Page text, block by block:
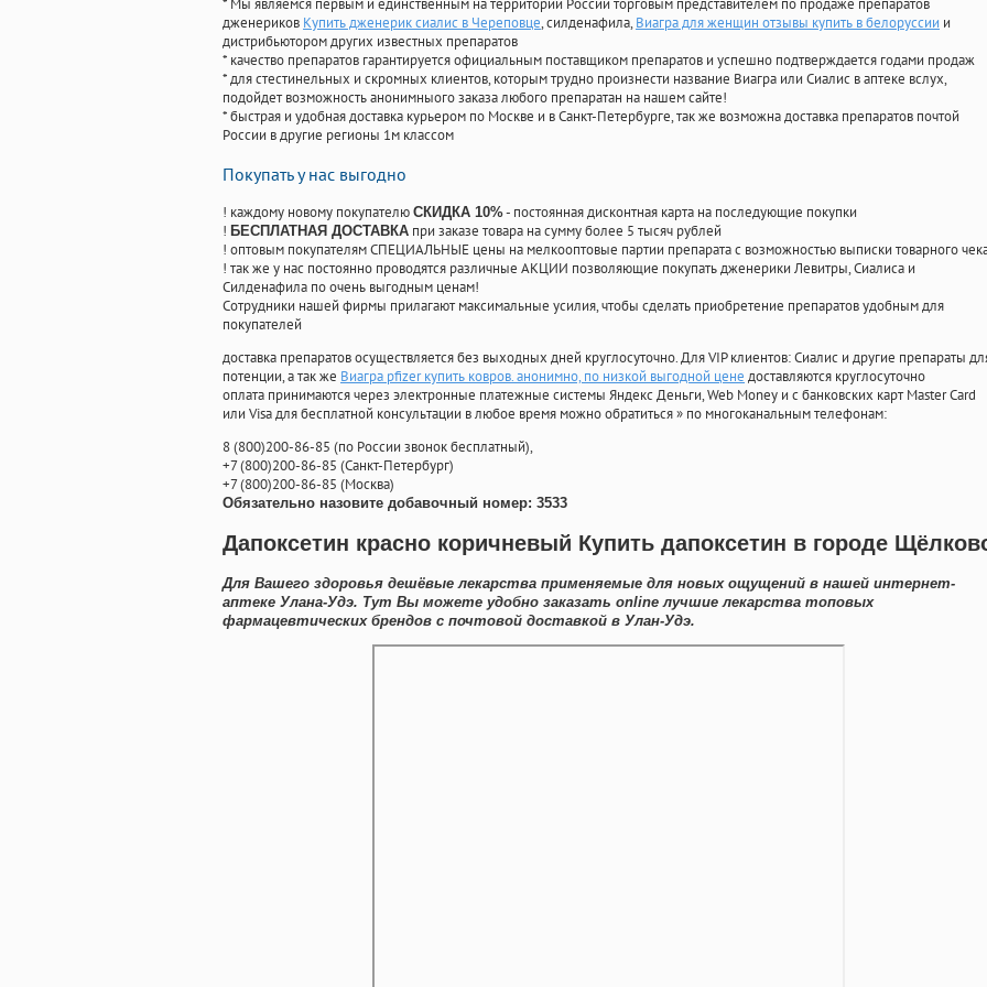
* Мы являемся первым и единственным на территории России торговым представителем по продаже препаратов
дженериков Купить дженерик сиалис в Череповце, силденафила, Виагра для женщин отзывы купить в белоруссии и
дистрибьютором других известных препаратов
* качество препаратов гарантируется официальным поставщиком препаратов и успешно подтверждается годами продаж
* для стестинельных и скромных клиентов, которым трудно произнести название Виагра или Сиалис в аптеке вслух,
подойдет возможность анонимныого заказа любого препаратан на нашем сайте!
* быстрая и удобная доставка курьером по Москве и в Санкт-Петербурге, так же возможна доставка препаратов почтой
России в другие регионы 1м классом
Покупать у нас выгодно
! каждому новому покупателю СКИДКА 10%- постоянная дисконтная карта на последующие покупки
! БЕСПЛАТНАЯ ДОСТАВКА при заказе товара на сумму более 5 тысяч рублей
! оптовым покупателям СПЕЦИАЛЬНЫЕ цены на мелкооптовые партии препарата с возможностью выписки товарного
! так же у нас постоянно проводятся различные АКЦИИ позволяющие покупать дженерики Левитры, Сиалиса и
Силденафила по очень выгодным ценам!
Cотрудники нашей фирмы прилагают максимальные усилия, чтобы сделать приобретение препаратов удобным для
покупателей
доставка препаратов осуществляется без выходных дней круглосуточно. Для VIP клиентов: Сиалис и другие препараты
потенции, а так же Виагра pfizer купить ковров. анонимно, по низкой выгодной цене доставляются круглосуточно
оплата принимаются через электронные платежные системы Яндекс Деньги, Web Money и с банковских карт Master Card
или Visa для бесплатной консультации в любое время можно обратиться» по многоканальным телефонам:
8(800)200-86-85 (по России звонок бесплатный),
+7(800)200-86-85 (Санкт-Петербург)
+7(800)200-86-85 (Москва)
Обязательно назовите добавочный номер: 3533
Дапоксетин красно коричневый Купить дапоксетин в городе
Для Вашего здоровья дешёвые лекарства применяемые для новых ощущений в нашей интернет-
аптеке Улана-Удэ. Тут Вы можете удобно заказать online лучшие лекарства топовых
фармацевтических брендов с почтовой доставкой в Улан-Удэ.